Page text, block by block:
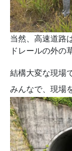
当然、高速道路
ドレールの外の
結構大変な現場
みんなで、現場